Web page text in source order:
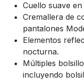
Cuello suave
Cremallera de
pantalones
Elementos
nocturna.
Múltiples
incluyendo